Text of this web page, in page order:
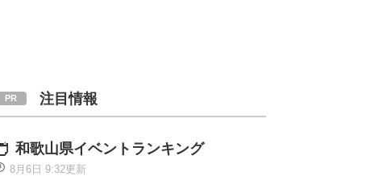
注目情報
和歌山県イベントランキング
8月6日 9:32更新